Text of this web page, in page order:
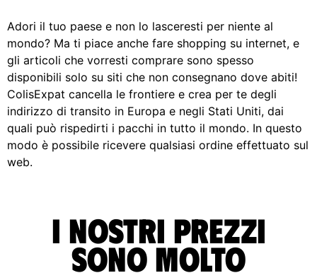
Adori il tuo paese e non lo lasceresti per niente al
mondo? Ma ti piace anche fare shopping su internet, e
gli articoli che vorresti comprare sono spesso
disponibili solo su siti che non consegnano dove abiti!
ColisExpat cancella le frontiere e crea per te degli
indirizzo di transito in Europa e negli Stati Uniti, dai
quali può rispedirti i pacchi in tutto il mondo. In questo
modo è possibile ricevere qualsiasi ordine effettuato sul
web.
I nostri prezzi
sono molto